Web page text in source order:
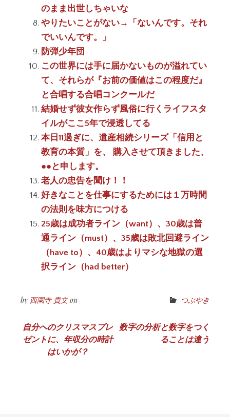
のまま出世しちゃいな
やりたいことがない→「ないんです。それ
でいいんです。」
防弾少年団
この世界には手に届かないものが溢れてい
て、それらが『お前の価値はこの程度だ』
と合唱する合唱コンクールだ
結婚せず彼女作らず風俗に行くライフスタ
イルがここ5年で浸透してる
本日11過ぎに、遺産相続シリーズ「信用と
教育の本質」を、 購入させて頂きました、
●●と申します。
老人の忠告を聞け！！
好きなことを仕事にするためには１万時間
の法則を味方につける
25歳は成功者ライン（want）、30歳は普
通ライン（must）、35歳は敗北回避ライン
（have to）、40歳はよりマシな地獄の選
択ライン（had better）
by 西園寺 貴文on つぶやき
投
稿
自分へのクリスマスプレ
ゼントに、年収分の時計
はいかが？
数字の分析と数字をつく
ることは違う